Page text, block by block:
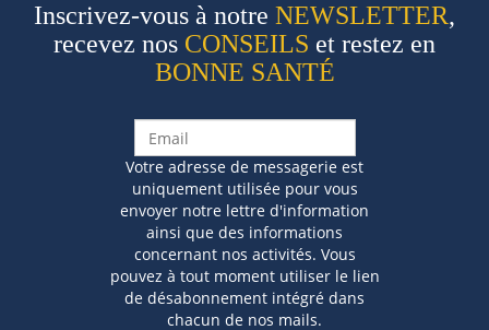
Inscrivez-vous à notre NEWSLETTER,
recevez nos CONSEILS et restez en
BONNE SANTÉ
Votre adresse de messagerie est
uniquement utilisée pour vous
envoyer notre lettre d'information
ainsi que des informations
concernant nos activités. Vous
pouvez à tout moment utiliser le lien
de désabonnement intégré dans
chacun de nos mails.